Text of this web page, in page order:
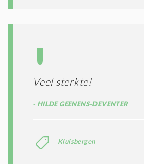
Veel sterkte!
HILDE GEENENS-DEVENTER
Kluisbergen